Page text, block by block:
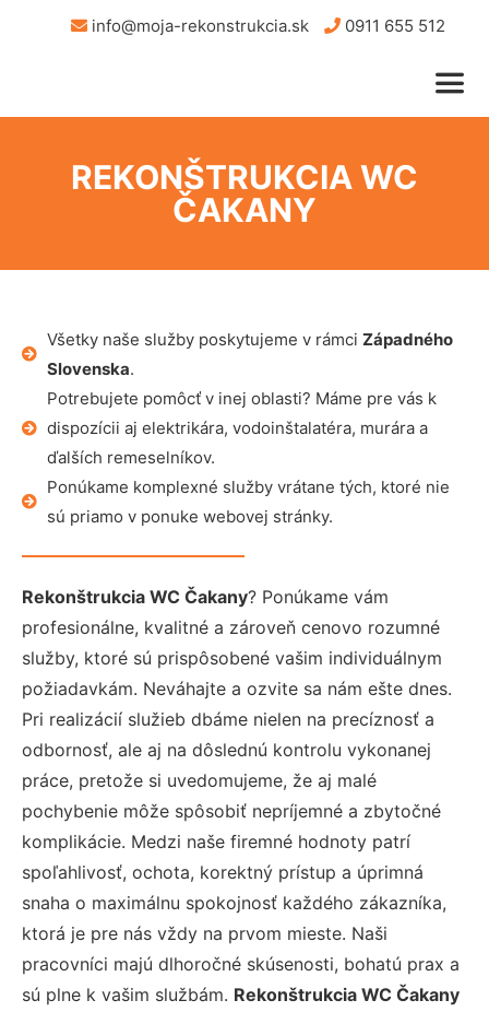
info@moja-rekonstrukcia.sk 0911 655 512
REKONŠTRUKCIA WC
ČAKANY
Všetky naše služby poskytujeme v rámci Západného
Slovenska.
Potrebujete pomôcť v inej oblasti? Máme pre vás k
dispozícii aj elektrikára, vodoinštalatéra, murára a
ďalších remeselníkov.
Ponúkame komplexné služby vrátane tých, ktoré nie
sú priamo v ponuke webovej stránky.
Rekonštrukcia WC Čakany? Ponúkame vám
profesionálne, kvalitné a zároveň cenovo rozumné
služby, ktoré sú prispôsobené vašim individuálnym
požiadavkám. Neváhajte a ozvite sa nám ešte dnes.
Pri realizácií služieb dbáme nielen na precíznosť a
odbornosť, ale aj na dôslednú kontrolu vykonanej
práce, pretože si uvedomujeme, že aj malé
pochybenie môže spôsobiť nepríjemné a zbytočné
komplikácie. Medzi naše firemné hodnoty patrí
spoľahlivosť, ochota, korektný prístup a úprimná
snaha o maximálnu spokojnosť každého zákazníka,
ktorá je pre nás vždy na prvom mieste. Naši
pracovníci majú dlhoročné skúsenosti, bohatú prax a
sú plne k vašim službám. Rekonštrukcia WC Čakany